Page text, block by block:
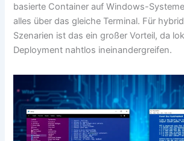
basierte Container auf Windows-
alles über das gleiche Terminal. Für
Szenarien ist das ein großer Vorteil, da
Deployment nahtlos ineinandergreifen.